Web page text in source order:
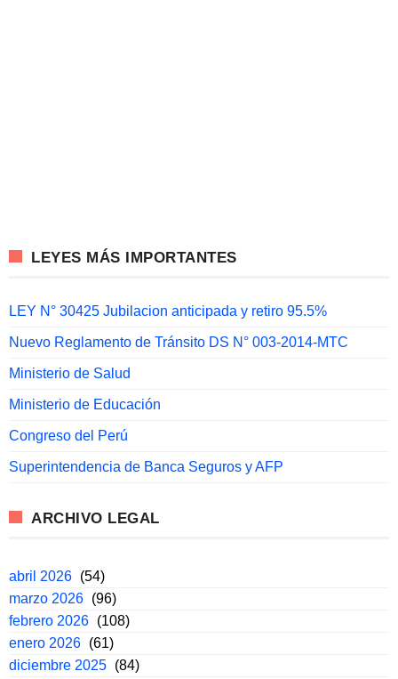
LEYES MÁS IMPORTANTES
LEY N° 30425 Jubilacion anticipada y retiro 95.5%
Nuevo Reglamento de Tránsito DS N° 003-2014-MTC
Ministerio de Salud
Ministerio de Educación
Congreso del Perú
Superintendencia de Banca Seguros y AFP
ARCHIVO LEGAL
abril 2026 (54)
marzo 2026 (96)
febrero 2026 (108)
enero 2026 (61)
diciembre 2025 (84)